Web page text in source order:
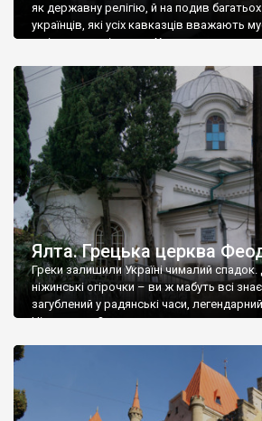
як державну релігію, й на подив багатьох
українців, які усіх кавказців вважають
є відданими вірянами Христа
Ялта. Грецька церква
Греки залишили Україні чималий
ніжинські огірочки – ви ж мабуть всі
загублений у радянські часи,
Ніжин греки?